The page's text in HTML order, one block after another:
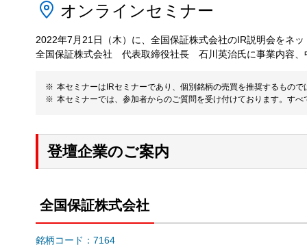
オンラインセミナー
2022年7月21日（木）に、全国保証株式会社のIR説明会をネ
全国保証株式会社 代表取締役社長 石川英治氏に事業内容、
本セミナーはIRセミナーであり、個別銘柄の売買を推奨するもの
本セミナーでは、参加者からのご質問を受け付けております。す
登壇企業のご案内
全国保証株式会社
銘柄コード：7164